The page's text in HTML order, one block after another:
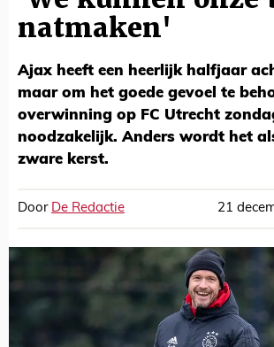
natmaken'
Ajax heeft een heerlijk halfjaar
maar om het goede gevoel te
overwinning op FC Utrecht
noodzakelijk. Anders wordt het
zware kerst.
Door De Redactie 21